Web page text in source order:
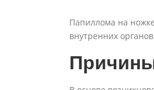
Папиллома на
внутренних